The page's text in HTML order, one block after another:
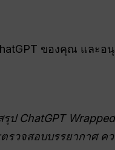
ของคุณ และอ
ChatGPT
วจสอบบรรยากาศ